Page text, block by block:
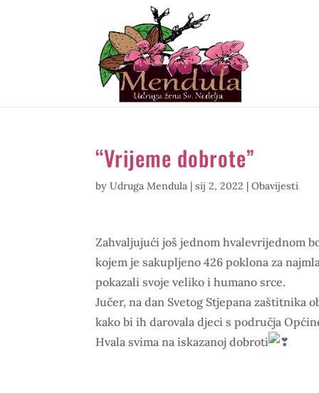
“Vrijeme dobrote”
byUdruga Mendula |sij 2, 2022 |Obavijesti
Zahvaljujući još jednom hvalevrijednom
kojem je sakupljeno 426 poklona za
pokazali svoje veliko i humano srce.
Jučer, na dan Svetog Stjepana zaštitnika
kako bi ih darovala djeci s područja
Hvala svima na iskazanoj dobroti